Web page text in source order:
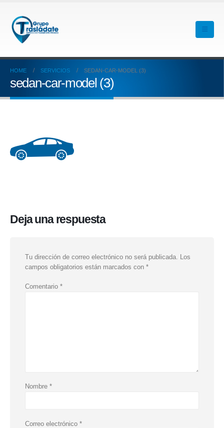
HOME SERVICIOS SEDAN-CAR-MODEL (3)
sedan-car-model (3)
Deja una respuesta
Tu dirección de correo electrónico no será publicada. Los
campos obligatorios están marcados con *
Comentario *
Nombre *
Correo electrónico *